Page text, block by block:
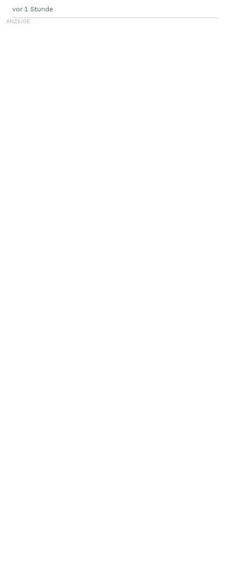
vor 1 Stunde